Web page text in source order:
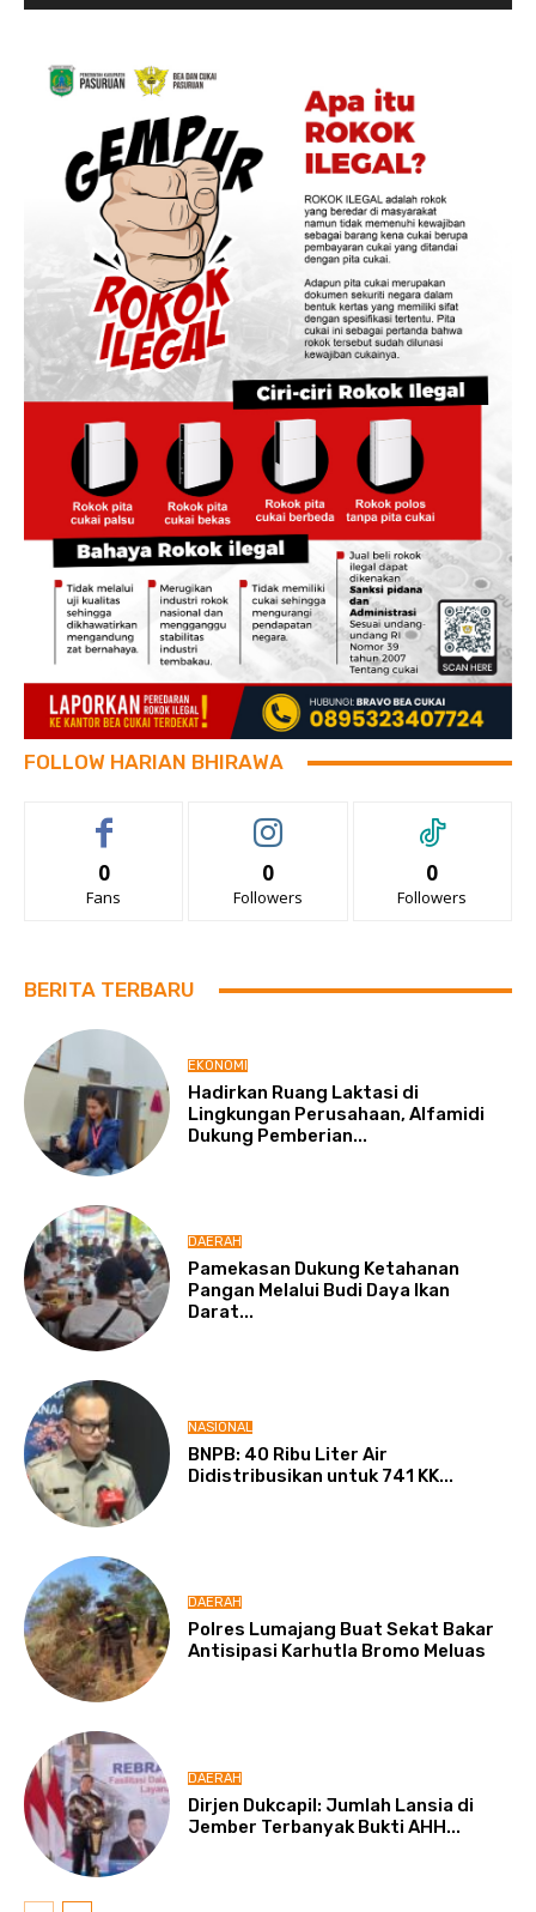
FOLLOW HARIAN BHIRAWA
0
Fans
0
Followers
0
Followers
BERITA TERBARU
EKONOMI
Hadirkan Ruang Laktasi di
Lingkungan Perusahaan, Alfamidi
Dukung Pemberian...
DAERAH
Pamekasan Dukung Ketahanan
Pangan Melalui Budi Daya Ikan
Darat...
NASIONAL
BNPB: 40 Ribu Liter Air
Didistribusikan untuk 741 KK...
DAERAH
Polres Lumajang Buat Sekat Bakar
Antisipasi Karhutla Bromo Meluas
DAERAH
Dirjen Dukcapil: Jumlah Lansia di
Jember Terbanyak Bukti AHH...